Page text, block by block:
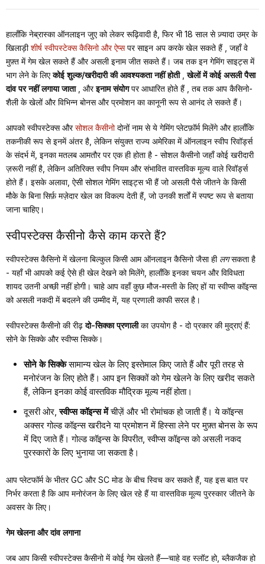
हालाँकि नेब्रास्का ऑनलाइन जुए को लेकर रूढ़िवादी है, फिर भी 18 साल से ज़्यादा उम्र के
खिलाड़ी शीर्ष स्वीपस्टेक्स कैसिनो और ऐप्सपर साइन अप करके खेल सकते हैं
, जहाँ वे
मुफ़्त में गेम खेल सकते हैं और असली इनाम जीत सकते हैं। जब तक इन गेमिंग साइट्स में
भाग लेने के लिए कोई शुल्क/खरीदारी की आवश्यकता नहीं होती,खेलों में कोई असली पैसा
दांव पर नहीं लगाया जाता
, और इनाम संयोगपर आधारित होते हैं
, तब तक आप कैसिनो-
शैली के खेलों और विभिन्न बोनस और प्रमोशन का कानूनी रूप से आनंद ले सकते हैं।
आपको स्वीपस्टेक्स औरसोशल कैसीनो दोनों नाम से ये गेमिंग प्लेटफ़ॉर्म मिलेंगे और हालाँकि
तकनीकी रूप से इनमें अंतर है, लेकिन संयुक्त राज्य अमेरिका में ऑनलाइन स्वीप रिवॉर्ड्स
के संदर्भ में, इनका मतलब आमतौर पर एक ही होता है - सोशल कैसीनो जहाँ कोई खरीदारी
ज़रूरी नहीं है, लेकिन अतिरिक्त स्वीप नियम और संभावित वास्तविक मूल्य वाले रिवॉर्ड्स
होते हैं। इसके अलावा, ऐसी सोशल गेमिंग साइट्स भी हैं जो असली पैसे जीतने के किसी
मौके के बिना सिर्फ़ मज़ेदार खेल का विकल्प देती हैं, जो उनकी शर्तों में स्पष्ट रूप से बताया
जाना चाहिए।
स्वीपस्टेक्स कैसीनो कैसे काम करते हैं?
स्वीपस्टेक्स कैसिनो में खेलनाबिल्कुल किसी आम ऑनलाइन कैसिनो जैसा ही लगसकता है
- यहाँ भी आपको कई ऐसे ही खेल देखने को मिलेंगे, हालाँकि इनका चयन और विविधता
शायद उतनी अच्छी नहीं होगी। चाहे आप वहाँ कुछ मौज-मस्ती के लिए हों या स्वीप्स कॉइन्स
को असली नकदी में बदलने की उम्मीद में, यह प्रणाली काफी सरल है।
स्वीपस्टेक्स कैसीनो की रीढ़ दो-सिक्का प्रणालीका उपयोग है - दो प्रकार की मुद्राएं हैं:
सोने के सिक्के और स्वीप्स सिक्के।
सोने के सिक्के सामान्य खेल के लिए इस्तेमाल किए जाते हैं और पूरी तरह से
मनोरंजन के लिए होते हैं। आप इन सिक्कों को गेम खेलने के लिए खरीद सकते
हैं, लेकिन इनका कोई वास्तविक मौद्रिक मूल्य नहीं होता।
दूसरी ओर, स्वीप्स कॉइन्स मेंचीज़ें और भी रोमांचक हो जाती हैं। ये कॉइन्स
अक्सर गोल्ड कॉइन्स खरीदने या प्रमोशन में हिस्सा लेने पर मुफ़्त बोनस के रूप
में दिए जाते हैं। गोल्ड कॉइन्स के विपरीत, स्वीप्स कॉइन्स को असली नकद
पुरस्कारों के लिए भुनाया जा सकता है।
आप प्लेटफॉर्म के भीतर GC और SC मोड के बीच स्विच कर सकते हैं, यह इस बात पर
निर्भर करता है कि आप मनोरंजन के लिए खेल रहे हैं या वास्तविक मूल्य पुरस्कार जीतने के
अवसर के लिए।
गेम खेलना और दांव लगाना
जब आप किसी स्वीपस्टेक्स कैसीनो में कोई गेम खेलते हैं—चाहे वह स्लॉट हो, ब्लैकजैक हो